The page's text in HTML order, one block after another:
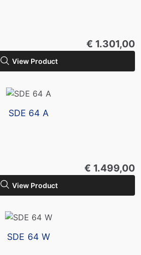
€ 1.301,00
View Product
SDE 64 A
€ 1.499,00
View Product
SDE 64 W